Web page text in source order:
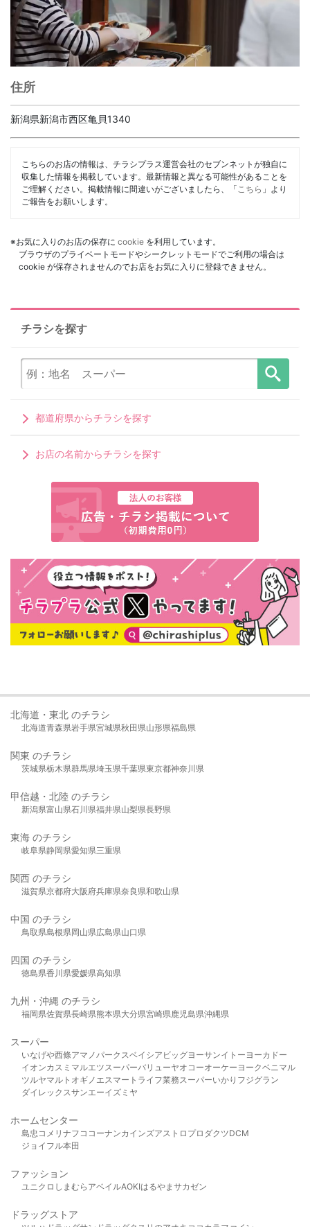
住所
新潟県新潟市西区亀貝1340
こちらのお店の情報は、チラシプラス運営会社のセブンネットが独自に
収集した情報を掲載しています。最新情報と異なる可能性があることを
ご理解ください。掲載情報に間違いがございましたら、「 こちら 」より
ご報告をお願いします。
※お気に入りのお店の保存に cookie を利用しています。
ブラウザのプライベートモードやシークレットモードでご利用の場合は
cookie が保存されませんのでお店をお気に入りに登録できません。
チラシを探す
都道府県からチラシを探す
お店の名前からチラシを探す
北海道・東北 のチラシ
北海道青森県岩手県宮城県秋田県山形県福島県
関東 のチラシ
茨城県栃木県群馬県埼玉県千葉県東京都神奈川県
甲信越・北陸 のチラシ
新潟県富山県石川県福井県山梨県長野県
東海 のチラシ
岐阜県静岡県愛知県三重県
関西 のチラシ
滋賀県京都府大阪府兵庫県奈良県和歌山県
中国 のチラシ
鳥取県島根県岡山県広島県山口県
四国 のチラシ
徳島県香川県愛媛県高知県
九州・沖縄 のチラシ
福岡県佐賀県長崎県熊本県大分県宮崎県鹿児島県沖縄県
スーパー
いなげや西條アマノパークスベイシア ビッグヨーサンイトーヨーカドー
イオンカスミ マルエツスーパーバリューヤオコーオーケー ヨークベニマル
ツルヤマルト オギノ エスマート ライフ業務スーパーいかり フジグラン
ダイレックスサンエーイズミヤ
ホームセンター
島忠 コメリ ナフコ コーナンカインズアストロプロダクツDCM
ジョイフル本田
ファッション
ユニクロ しまむら アベイルAOKIはるやま サカゼン
ドラッグストア